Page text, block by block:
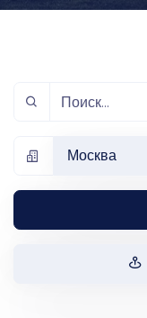
Москва